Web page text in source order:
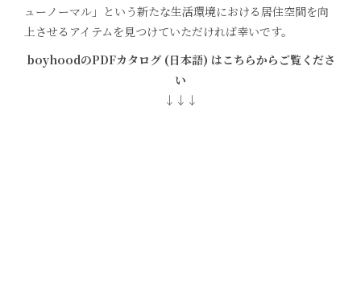
ューノーマル」という新たな生活環境における居住空間を向
上させるアイテムを見つけていただければ幸いです。
boyhoodのPDFカタログ (日本語) はこちらからご覧くださ
い
↓↓↓